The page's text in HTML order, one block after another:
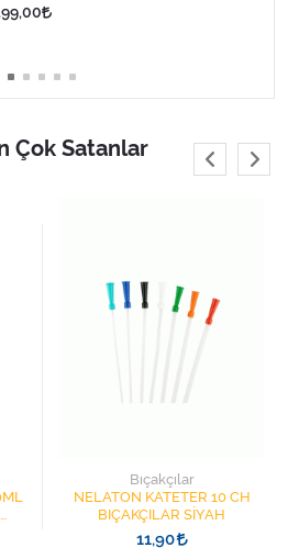
Çok Satanlar
Bıçakçılar
NELATON KATETER 10 CH
BIÇAKÇILAR SİYAH
11,90